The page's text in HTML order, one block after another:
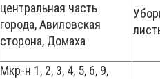
центральная часть
города, Авиловская
сторона, Домаха
Мкр-н 1, 2, 3, 4, 5, 6, 9,